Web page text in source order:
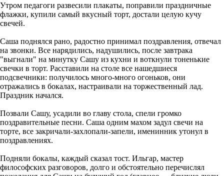
Утром педагоги развесили плакаты, поправили праздничные
флажки, купили самый вкусный торт, достали целую кучу
свечей.
Саша поднялся рано, радостно принимал поздравления, отвечал
на звонки. Все нарядились, надушились, после завтрака
"выгнали" на минутку Сашу из кухни и воткнули тоненькие
свечки в торт. Расставили на столе все нашедшиеся
подсвечники: получилось много-много огоньков, они
отражались в бокалах, настраивали на торжественный лад.
Праздник начался.
Позвали Сашу, усадили во главу стола, спели громко
поздравительные песни. Саша одним махом задул свечи на
торте, все закричали-захлопали-запели, именинник утонул в
поздравлениях.
Подняли бокалы, каждый сказал тост. Ильгар, мастер
философских разговоров, долго и обстоятельно перечислял